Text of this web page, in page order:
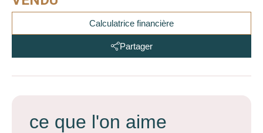
Calculatrice financière
Partager
ce que l'on aime